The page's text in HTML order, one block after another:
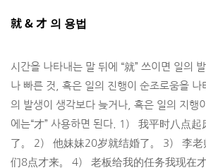
就 & 才 의 용법
시간을 나타내는 말 뒤에 “就” 쓰이면 일의
나 빠른 것, 혹은 일의 진행이 순조로움을 나
의 발생이 생각보다 늦거나, 혹은 일의 지행
에는“才” 사용하면 된다. 1） 我平时八点
了。 2） 他妹妹20岁就结婚了。 3） 李
们8点才来。 4） 老板给我的任务我现在才